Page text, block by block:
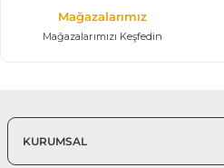
Mağazalarımız
Mağazalarımızı Keşfedin
KURUMSAL